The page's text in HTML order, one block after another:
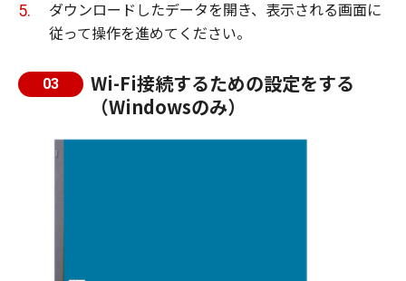
ダウンロードしたデータを開き、表示される画面に
従って操作を進めてください。
03
Wi-Fi接続するための設定をする
（Windowsのみ）